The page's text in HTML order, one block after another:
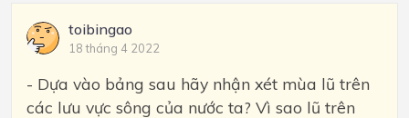
toibingao
18 tháng 4 2022
- Dựa vào bảng sau hãy nhận xét mùa lũ trên
các lưu vực sông của nước ta? Vì sao lũ trên